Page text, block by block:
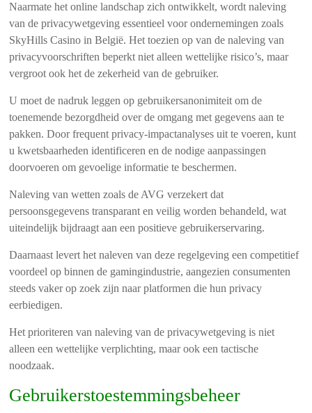
Naarmate het online landschap zich ontwikkelt, wordt naleving
van de privacywetgeving essentieel voor ondernemingen zoals
SkyHills Casino in België. Het toezien op van de naleving van
privacyvoorschriften beperkt niet alleen wettelijke risico’s, maar
vergroot ook het de zekerheid van de gebruiker.
U moet de nadruk leggen op gebruikersanonimiteit om de
toenemende bezorgdheid over de omgang met gegevens aan te
pakken. Door frequent privacy-impactanalyses uit te voeren, kunt
u kwetsbaarheden identificeren en de nodige aanpassingen
doorvoeren om gevoelige informatie te beschermen.
Naleving van wetten zoals de AVG verzekert dat
persoonsgegevens transparant en veilig worden behandeld, wat
uiteindelijk bijdraagt aan een positieve gebruikerservaring.
Daarnaast levert het naleven van deze regelgeving een competitief
voordeel op binnen de gamingindustrie, aangezien consumenten
steeds vaker op zoek zijn naar platformen die hun privacy
eerbiedigen.
Het prioriteren van naleving van de privacywetgeving is niet
alleen een wettelijke verplichting, maar ook een tactische
noodzaak.
Gebruikerstoestemmingsbeheer